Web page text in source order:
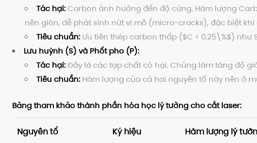
Tác hại:Carbon ảnh hưởng đến độ cứng. Hàm lượng
nên giòn, dễ phát sinh nứt vi mô (micro-cracks), đặc biệt
Tiêu chuẩn: Ưu tiên thép carbon thấp ($C < 0.25\%$) như
Lưu huỳnh (S) và Phốt pho (P):
Tác hại:Đây là các tạp chất có hại. Chúng làm tăng độ
Tiêu chuẩn: Hàm lượng của cả hai nguyên tố này nên ở
Bảng tham khảo thành phần hóa học lý tưởng cho cắt laser:
Nguyên tố Ký hiệu Hàm lượng lý